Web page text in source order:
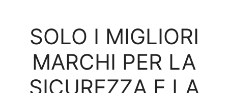
SOLO I MIGLIORI
MARCHI PER LA
SICUREZZA E LA